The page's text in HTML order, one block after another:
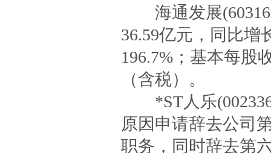
海通发展
36.59亿元，同比增
196.7%；基本每股
（含税）。
*ST人乐
原因申请辞去公司
职务，同时辞去第